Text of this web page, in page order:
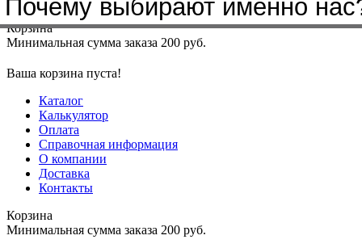
Меню+7(4912)50-37-50sbit@krep62.ru
Корзина
Минимальная сумма заказа 200 руб.
Ваша корзина пуста!
Каталог
Калькулятор
Оплата
Справочная информация
О компании
Доставка
Контакты
Корзина
Минимальная сумма заказа 200 руб.
Почему выбирают именно